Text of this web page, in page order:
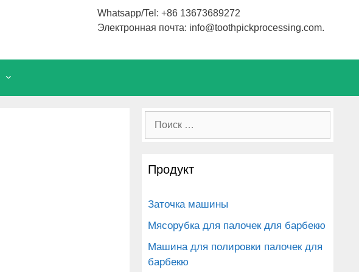
Whatsapp/Tel: +86 13673689272
Электронная почта: info@toothpickprocessing.com.
Поиск:
Продукт
Заточка машины
Мясорубка для палочек для барбекю
Машина для полировки палочек для
барбекю